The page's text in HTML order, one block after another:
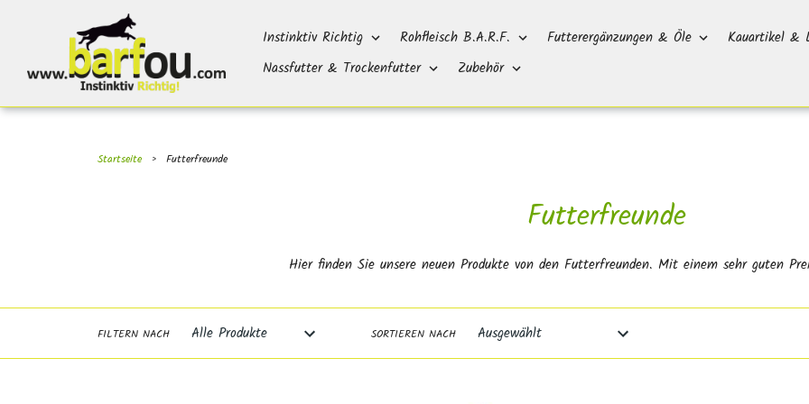
Instinktiv Richtig Rohfleisch B.A.R.F. Futterergänzungen & Öle
Kauartikel &
Nassfutter & Trockenfutter
Zubehör
Startseite › Futterfreunde
S
a
m
m
l
Futterfreunde
Hier finden Sie unsere neuen Produkte von den Futterfreunden. Mit einem sehr guten
FILTERN NACH SORTIEREN NACH